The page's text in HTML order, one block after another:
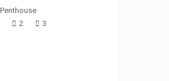
Penthouse
2 3